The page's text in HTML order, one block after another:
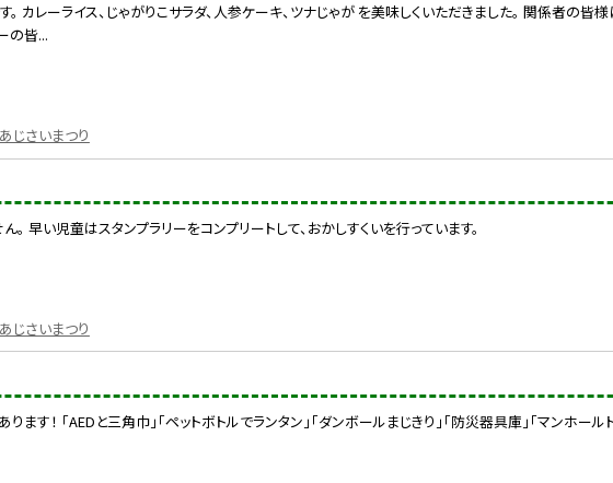
カレーライス、じゃがりこサラダ、人参ケーキ、ツナじゃが を美味しくいただきました。 関係者の皆
の皆...
あじさいまつり
早い児童はスタンプラリーをコンプリートして、おかしすくいを行っています。
あじさいまつり
す！ 「AEDと三角巾」「ペットボトルでランタン」「ダンボールまじきり」「防災器具庫」「マンホール